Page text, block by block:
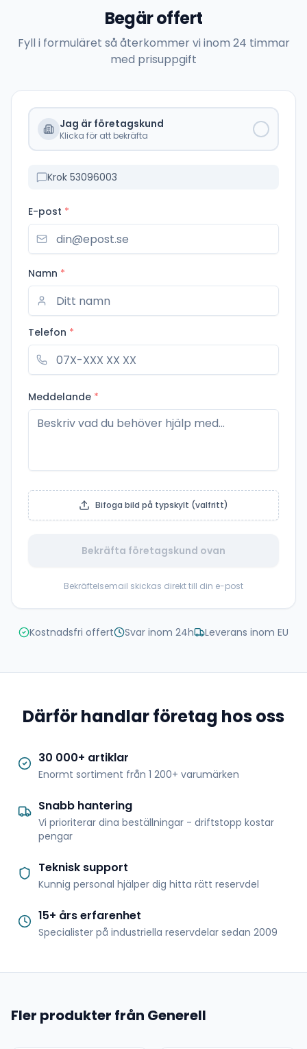
Begär offert
Fyll i formuläret så återkommer vi inom 24 timmar
med prisuppgift
Jag är företagskund
Klicka för att bekräfta
Krok 53096003
E-post *
Namn *
Telefon *
Meddelande *
Bifoga bild på typskylt (valfritt)
Bekräfta företagskund ovan
Bekräftelsemail skickas direkt till din e-post
Kostnadsfri offert Svar inom 24h Leverans inom EU
Därför handlar företag hos oss
30 000+ artiklar
Enormt sortiment från 1 200+ varumärken
Snabb hantering
Vi prioriterar dina beställningar - driftstopp kostar
pengar
Teknisk support
Kunnig personal hjälper dig hitta rätt reservdel
15+ års erfarenhet
Specialister på industriella reservdelar sedan 2009
Fler produkter från Generell